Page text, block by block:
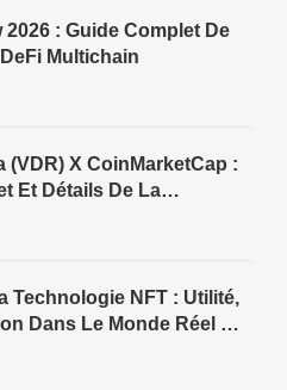
2026 : Guide Complet De
Multichain
(VDR) X CoinMarketCap :
Et Détails De La
Technologie NFT : Utilité,
Dans Le Monde Réel En